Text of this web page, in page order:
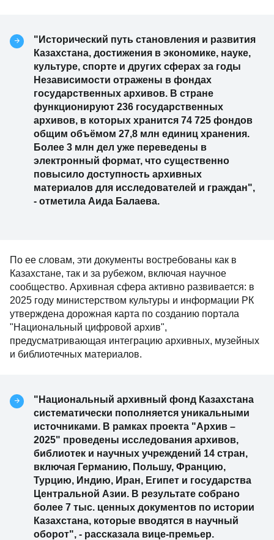
"Исторический путь становления и развития
Казахстана, достижения в экономике, науке,
культуре, спорте и других сферах за годы
Независимости отражены в фондах
государственных архивов. В стране
функционируют 236 государственных
архивов, в которых хранится 74 725 фондов
общим объёмом 27,8 млн единиц хранения.
Более 3 млн дел уже переведены в
электронный формат, что существенно
повысило доступность архивных
материалов для исследователей и граждан",
- отметила Аида Балаева.
По ее словам, эти документы востребованы как в
Казахстане, так и за рубежом, включая научное
сообщество. Архивная сфера активно развивается: в
2025 году министерством культуры и информации РК
утверждена дорожная карта по созданию портала
"Национальный цифровой архив",
предусматривающая интеграцию архивных, музейных
и библиотечных материалов.
"Национальный архивный фонд Казахстана
систематически пополняется уникальными
источниками. В рамках проекта "Архив –
2025" проведены исследования архивов,
библиотек и научных учреждений 14 стран,
включая Германию, Польшу, Францию,
Турцию, Индию, Иран, Египет и государства
Центральной Азии. В результате собрано
более 7 тыс. ценных документов по истории
Казахстана, которые вводятся в научный
оборот", - рассказала вице-премьер.